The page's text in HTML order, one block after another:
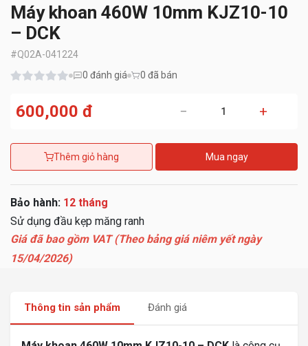
Máy khoan 460W 10mm KJZ10-10
– DCK
#Q02A-041224
0 đánh giá 0 đã bán
600,000 đ − +
Thêm giỏ hàng Mua ngay
Bảo hành: 12 tháng
Sử dụng đầu kẹp măng ranh
Giá đã bao gồm VAT (Theo bảng giá niêm yết ngày
15/04/2026)
Thông tin sản phẩm Đánh giá